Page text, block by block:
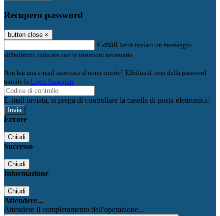
Recupero password
button close ×
E-mail Verrà inviato un messaggio
all'indirizzo indicato con le istruzioni necessarie.
Non hai una e-mail associata al nome utente? Effettua il reset della password
tramite la Login Spaggiari
E-mail inviata, si prega di controllare la casella di posta elettronica!
Errore
Chiudi
Successo
Chiudi
Informazione
Chiudi
Attendere...
Attendere il completamento dell'operazione...